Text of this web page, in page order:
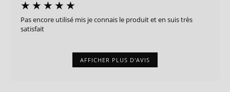
Pas encore utilisé mis je connais le produit et en suis très
satisfait
AFFICHER PLUS D'AVIS